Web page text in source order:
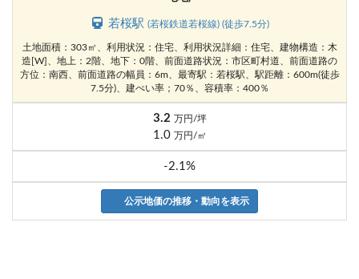
若桜駅(若桜鉄道若桜線) (徒歩7.5分)
土地面積：303㎡、利用状況：住宅、利用状況詳細：住宅、建物構造：木
造[W]、地上：2階、地下：0階、前面道路状況：市区町村道、前面道路の
方位：南西、前面道路の幅員：6m、最寄駅：若桜駅、駅距離：600m(徒歩
7.5分)、建ぺい率；70％、容積率：400％
3.2 万円/坪
1.0 万円/㎡
-2.1%
公示地価の推移・動向を表示